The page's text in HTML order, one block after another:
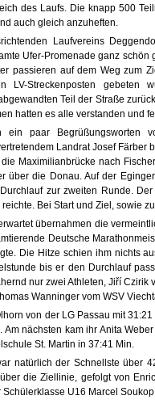
des Laufs. Die knapp 500
auch gleich anzuheften.
Laufvereins
Ufer-Promenade ganz schön
passieren auf dem Weg zum
Streckenposten gebeten
Teil der Straße
hatten es alle verstanden und
ein paar Begrüßungsworten
Landrat Josef Färber
Maximilianbrücke nach
über die Donau. Auf der
zur zweiten Runde.
reichte. Bei Start und Ziel, sowie
übernahmen die
Deutsche
Die Hitze schien ihm nichts
bis er den Durchlauf
nur zwei Athleten, Jiří Czirik
Wanninger vom WSV
von der LG Passau mit
nächsten kam ihr Anita
St. Martin in 37:41 Min.
natürlich der Schnellste über
die Ziellinie, gefolgt von
U16 Marcel